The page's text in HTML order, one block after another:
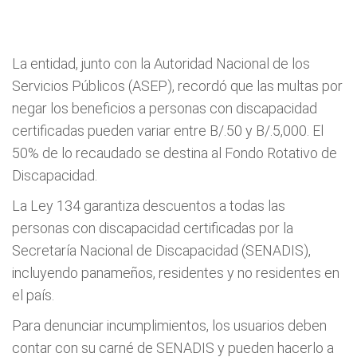
La entidad, junto con la Autoridad Nacional de los
Servicios Públicos (ASEP), recordó que las multas por
negar los beneficios a personas con discapacidad
certificadas pueden variar entre B/.50 y B/.5,000. El
50% de lo recaudado se destina al Fondo Rotativo de
Discapacidad.
La Ley 134 garantiza descuentos a todas las
personas con discapacidad certificadas por la
Secretaría Nacional de Discapacidad (SENADIS),
incluyendo panameños, residentes y no residentes en
el país.
Para denunciar incumplimientos, los usuarios deben
contar con su carné de SENADIS y pueden hacerlo a